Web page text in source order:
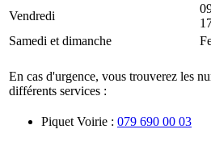
Vendredi
Samedi et dimanche
En cas d'urgence, vous trouverez les
différents services :
Piquet Voirie : 079 690 00 03